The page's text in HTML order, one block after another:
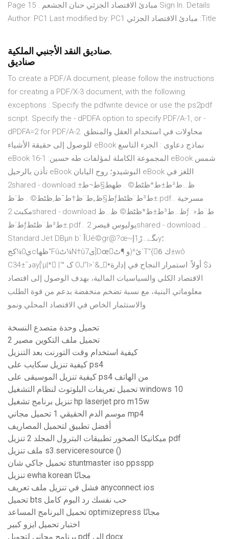
Sign In. Details مبادئ الاقتصاد الجزئي حنان الجشعم Page 15 .
Title: مبادئ الاقتصاد الجزئي Author: PC1 Last modified by: PC1
صناديق النقد الأجنبي الملكية.
صناديق
To create a PDF/A document, please follow the instructions
for creating a PDF/X-3 document, with the following
exceptions : Specify the pdfwrite device or use the ps2pdf
script. Specify the - dPDFA option to specify PDF/A-1, or -
dPDFA=2 for PDF/A-2. محاولات في استخدام العقل والمنطق
للوصول إلى حقيقة الأشياء eBook نماذج دعاوى : الجزء التاسع
eBook المجموعة الكاملة لمؤلفات طه حسين: 1-16 eBook شمس
تأذن بالرحيل eBook البوشيدو؛ روح اليابان eBook اللغز في
2shared - download ظ…ط³ط±ط*ظٹط© . طھط§ط¬ط±
ط§ظ„ط¨ظ†ط¯ظ‚ظٹط© . ط´ظƒط³ط¨ظٹط±.pdf.. مسرحية
مكبث 2shared - download ظ…ط³ط±ط*ظٹط© ظ…ظƒط¨ط« .
ط´ظƒط³ط¨ظٹط±.pdf.. يوليوس قيصر 2shared - download …
Standard Jet DBµn b` آUé©gr@?œ~ںگے…ڑ1إy؛
ي0¼كج‌cظها“Fûٹ¼N†ûى7]Dœْئ^(و ¶ٹ`T”{6ُ ك±wô
Cد¯±34ay[’µ|* ٌ|™ ک‎ OJ”l>`&_•ّذ$ أولاً: استمرار النجاح في إدارة
الاقتصاد الكلي والسياسيات المالية، بهدف الوصول إلى اقتصاد
معلوماتي البنية، مع نسبة تضخم منخفضة بدعم من قوة الطلب
والاستثمار الخاص في الاقتصاد المحلي ونمو
تحميل وحدة متصدع النسخة
تحميل ملف التكوين مصير 2
كيفية استخدام وقت التورنت بعد التنزيل
كيفية تنزيل سكايب على ps4
كيفية تنزيل الموسيقى على ps4 من الهاتف
تحميل تعريفات البلوتوث لنظام التشغيل windows 10
تنزيل برنامج تشغيل hp laserjet pro m15w
موسم الدم الحقيقي 1 تحميل مجاني mp4
أفضل تطبيق لتحميل المصاريف
ميكانيكا الصخور تطبيقات البترول المجلد 2 تنزيل pdf
ملف تنزيل s3.serviceresource ()
تحميل جاكي شان stuntmaster iso ppsspp
تنزيل ewha korean مجانًا
فشل في تنزيل ملف تعريف anyconnect ios
تحميل bts حب نفسك رد البوم كامل
تحميل البرنامج المساعد optimizepress مجانًا
اختبار تحميل ايزو كبير
برنامج مجاني لتحويل pdf إلى docx